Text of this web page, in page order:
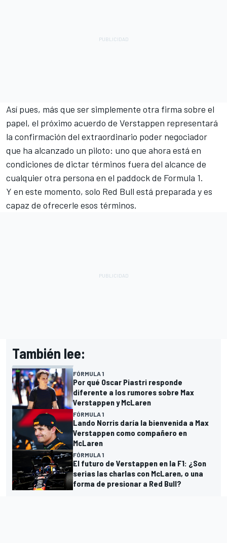
Así pues, más que ser simplemente otra firma sobre el
papel, el próximo acuerdo de Verstappen representará
la confirmación del extraordinario poder negociador
que ha alcanzado un piloto: uno que ahora está en
condiciones de dictar términos fuera del alcance de
cualquier otra persona en el paddock de Formula 1.
Y en este momento, solo Red Bull está preparada y es
capaz de ofrecerle esos términos.
También lee:
FÓRMULA 1
Por qué Oscar Piastri responde
diferente a los rumores sobre Max
Verstappen y McLaren
FÓRMULA 1
Lando Norris daría la bienvenida a Max
Verstappen como compañero en
McLaren
FÓRMULA 1
El futuro de Verstappen en la F1: ¿Son
serias las charlas con McLaren, o una
forma de presionar a Red Bull?